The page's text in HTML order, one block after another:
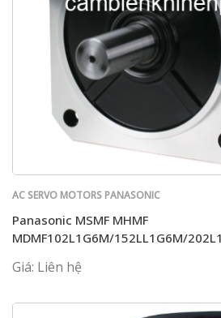
AC SERVO MOTORS PANASONIC
Panasonic MSMF MHMF
MDMF102L1G6M/152LL1G6M/
Giá: Liên hệ